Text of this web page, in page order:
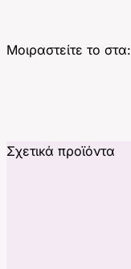
Μοιραστείτε το στα:
Σχετικά προϊόντα